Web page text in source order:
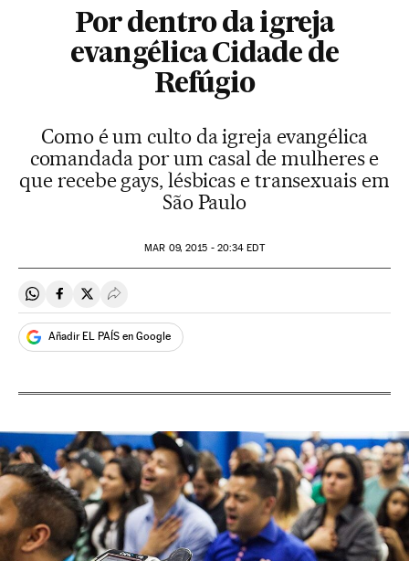
Por dentro da igreja
evangélica Cidade de
Refúgio
Como é um culto da igreja evangélica
comandada por um casal de mulheres e
que recebe gays, lésbicas e transexuais em
São Paulo
MAR 09, 2015 - 20:34 EDT
Compartir en Whatsapp
Compartir en Facebook
Compartir en Twitter
Desplegar Redes Sociales
Añadir EL PAÍS en Google